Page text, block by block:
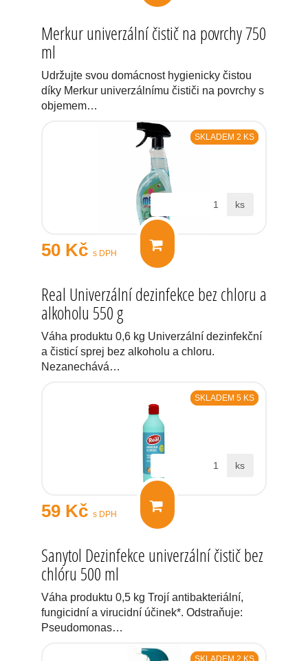
Merkur univerzální čistič na povrchy 750
ml
Udržujte svou domácnost hygienicky čistou
díky Merkur univerzálnímu čističi na povrchy s
objemem…
SKLADEM 2 KS
50 Kč s DPH
ks
Real Univerzální dezinfekce bez chloru a
alkoholu 550 g
Váha produktu 0,6 kg Univerzální dezinfekční
a čisticí sprej bez alkoholu a chloru.
Nezanechává…
SKLADEM 5 KS
59 Kč s DPH
ks
Sanytol Dezinfekce univerzální čistič bez
chlóru 500 ml
Váha produktu 0,5 kg Trojí antibakteriální,
fungicidní a virucidní účinek*. Odstraňuje:
Pseudomonas…
SKLADEM 2 KS